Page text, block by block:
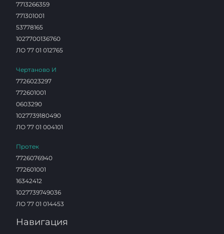
7713266359
771301001
53778165
1027700136760
ЛО 77 01 012765
Чертаново И
7726023297
772601001
0603290
1027739180490
ЛО 77 01 004101
Протек
7726076940
772601001
16342412
1027739749036
ЛО 77 01 014453
Навигация